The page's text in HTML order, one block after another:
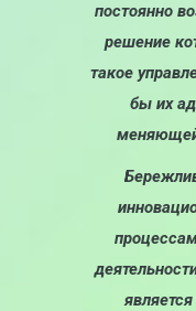
постоянно
решение
такое
бы их